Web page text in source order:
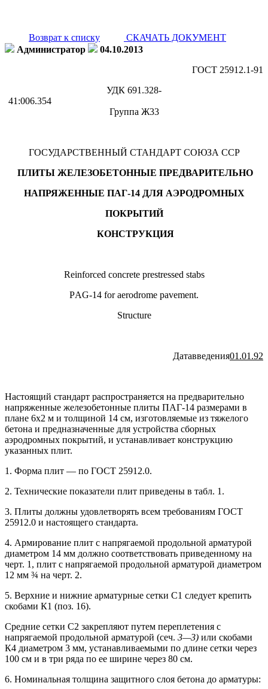
Возврат к списку
СКАЧАТЬ ДОКУМЕНТ
Администратор
04.10.2013
ГОСТ 25912.1-91
УДК 691.328-
41:006.354
Группа Ж33
ГОСУДАРСТВЕННЫЙ СТАНДАРТ СОЮЗА ССР
ПЛИТЫ ЖЕЛЕЗОБЕТОННЫЕ ПРЕДВАРИТЕЛЬНО
НАПРЯЖЕННЫЕ ПАГ-14 ДЛЯ АЭРОДРОМНЫХ
ПОКРЫТИЙ
КОНСТРУКЦИЯ
Reinforced concrete prestressed stabs
РAG-14 for aerodrome pavement.
Structure
Датавведения01.01.92
Настоящий стандарт распространяется на предварительно
напряженные железобетонные плиты ПАГ-14 размерами в
плане 6х2 м и толщиной 14 см, изготовляемые из тяжелого
бетона и предназначенные для устройства сборных
аэродромных покрытий, и устанавливает конструкцию
указанных плит.
1. Форма плит — по ГОСТ 25912.0.
2. Технические показатели плит приведены в табл. 1.
3. Плиты должны удовлетворять всем требованиям ГОСТ
25912.0 и настоящего стандарта.
4. Армирование плит с напрягаемой продольной арматурой
диаметром 14 мм должно соответствовать приведенному на
черт. 1, плит с напрягаемой продольной арматурой диаметром
12 мм ¾ на черт. 2.
5. Верхние и нижние арматурные сетки С1 следует крепить
скобами К1 (поз. 16).
Средние сетки С2 закрепляют путем переплетения с
напрягаемой продольной арматурой (сеч. 3—3) или скобами
К4 диаметром 3 мм, устанавливаемыми по длине сетки через
100 см и в три ряда по ее ширине через 80 см.
6. Номинальная толщина защитного слоя бетона до арматуры: